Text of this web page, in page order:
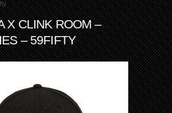
X CLINK ROOM –
– 59FIFTY